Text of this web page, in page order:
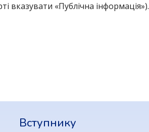
вказувати «Публічна інформація»).
Вступнику